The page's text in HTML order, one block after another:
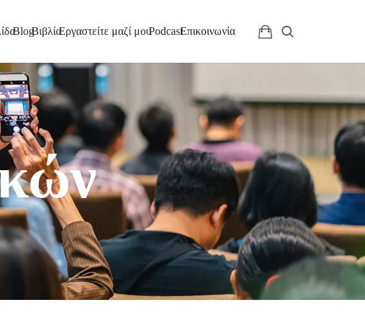
BlogΒιβλίαΕργαστείτε μαζί μουPodcastΕπικοινωνία